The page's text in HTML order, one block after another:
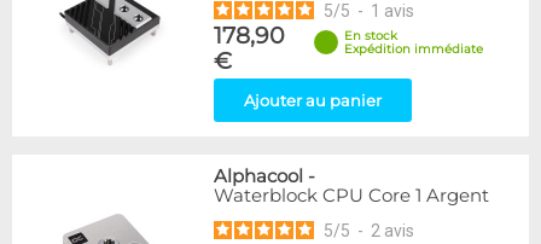
5/5 - 1 avis
178,90
€
En stock
Expédition immédiate
Ajouter au panier
Alphacool -
Waterblock CPU Core 1 Argent
5/5 - 2 avis